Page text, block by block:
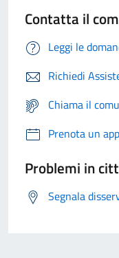
Contatta il
Leggi le
Richiedi
Chiama il
Prenota un
Problemi in
Segnala